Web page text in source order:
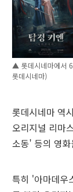
▲ 롯데시네마에서
롯데시네마)
롯데시네마 역
오리지널 리마
소동' 등의 영
특히 '아마데우